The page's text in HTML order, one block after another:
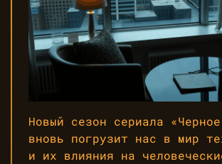
Новый сезон сериала
вновь погрузит нас в мир
и их влияния на